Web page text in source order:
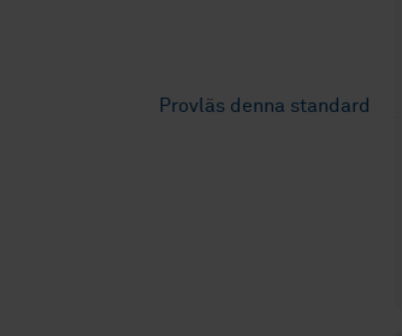
Provläs denna standard